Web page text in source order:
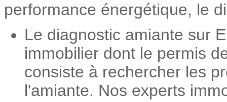
performance énergétique, le
Le diagnostic amiante sur
immobilier dont le permis
consiste à rechercher les
l'amiante. Nos experts